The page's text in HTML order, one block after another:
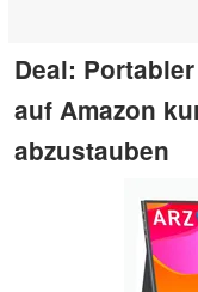
Deal:
auf Amazon
abzustauben